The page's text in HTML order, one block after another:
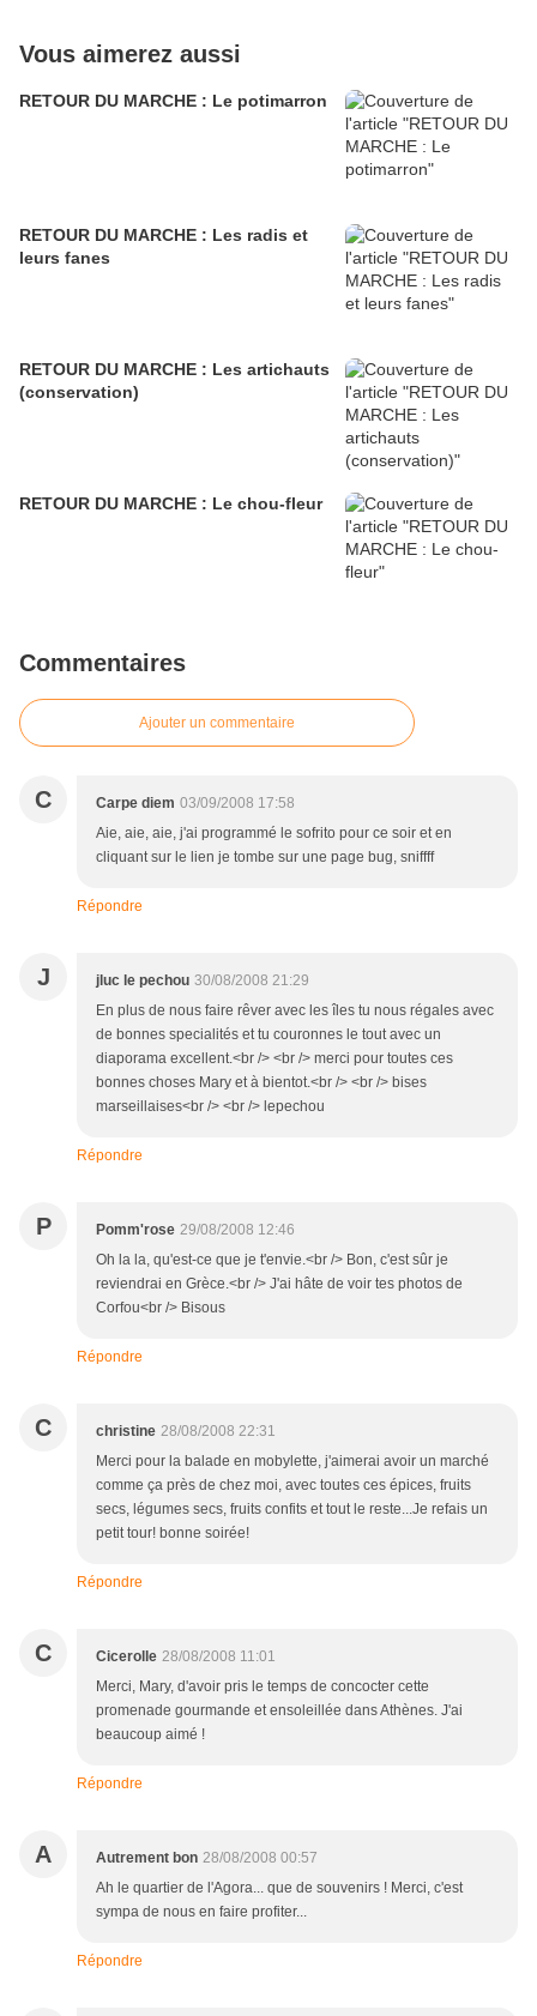
Vous aimerez aussi
RETOUR DU MARCHE : Le potimarron
RETOUR DU MARCHE : Les radis et
leurs fanes
RETOUR DU MARCHE : Les artichauts
(conservation)
RETOUR DU MARCHE : Le chou-fleur
Commentaires
Ajouter un commentaire
C Carpe diem 03/09/2008 17:58
Aie, aie, aie, j'ai programmé le sofrito pour ce soir et en
cliquant sur le lien je tombe sur une page bug, sniffff
Répondre
J jluc le pechou 30/08/2008 21:29
En plus de nous faire rêver avec les îles tu nous régales avec
de bonnes specialités et tu couronnes le tout avec un
diaporama excellent.<br /> <br /> merci pour toutes ces
bonnes choses Mary et à bientot.<br /> <br /> bises
marseillaises<br /> <br /> lepechou
Répondre
P Pomm'rose 29/08/2008 12:46
Oh la la, qu'est-ce que je t'envie.<br /> Bon, c'est sûr je
reviendrai en Grèce.<br /> J'ai hâte de voir tes photos de
Corfou<br /> Bisous
Répondre
C christine 28/08/2008 22:31
Merci pour la balade en mobylette, j'aimerai avoir un marché
comme ça près de chez moi, avec toutes ces épices, fruits
secs, légumes secs, fruits confits et tout le reste...Je refais un
petit tour! bonne soirée!
Répondre
C Cicerolle 28/08/2008 11:01
Merci, Mary, d'avoir pris le temps de concocter cette
promenade gourmande et ensoleillée dans Athènes. J'ai
beaucoup aimé !
Répondre
A Autrement bon 28/08/2008 00:57
Ah le quartier de l'Agora... que de souvenirs ! Merci, c'est
sympa de nous en faire profiter...
Répondre